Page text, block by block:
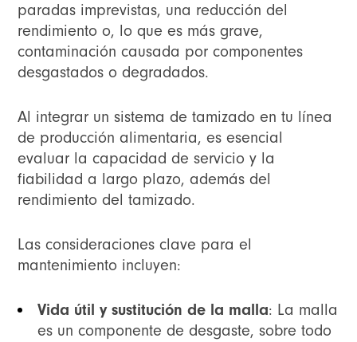
paradas imprevistas, una reducción del
rendimiento o, lo que es más grave,
contaminación causada por componentes
desgastados o degradados.
Al integrar un sistema de tamizado en tu línea
de producción alimentaria, es esencial
evaluar la capacidad de servicio y la
fiabilidad a largo plazo, además del
rendimiento del tamizado.
Las consideraciones clave para el
mantenimiento incluyen:
Vida útil y sustitución de la malla: La malla
es un componente de desgaste, sobre todo